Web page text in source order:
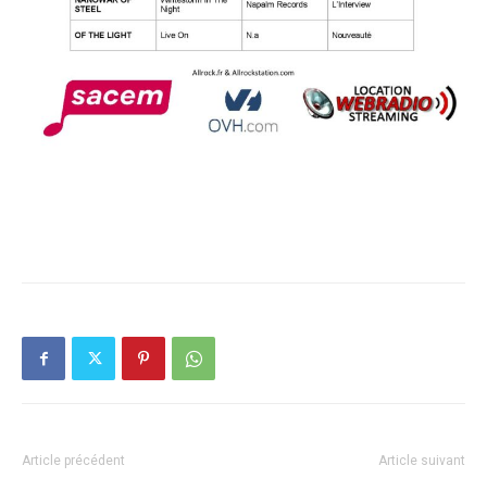
Article précédent Article suivant